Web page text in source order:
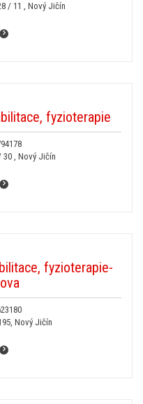
/ 11 , Nový Jičín
fyzioterapie
30 , Nový Jičín
fyzioterapie-
Nový Jičín